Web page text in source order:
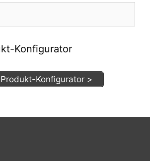
Konfigurator
Produkt-Konfigurator >